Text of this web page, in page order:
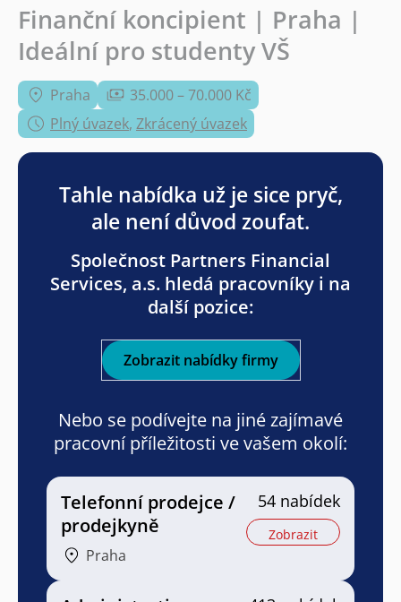
Finanční koncipient | Praha |
Ideální pro studenty VŠ
Praha
35.000 – 70.000 Kč
Plný úvazek, Zkrácený úvazek
Tahle nabídka už je sice pryč,
ale není důvod zoufat.
Společnost Partners Financial
Services, a.s. hledá pracovníky i na
další pozice:
Zobrazit nabídky firmy
Nebo se podívejte na jiné zajímavé
pracovní příležitosti ve vašem okolí:
Telefonní prodejce /
prodejkyně
Praha
54 nabídek
Zobrazit